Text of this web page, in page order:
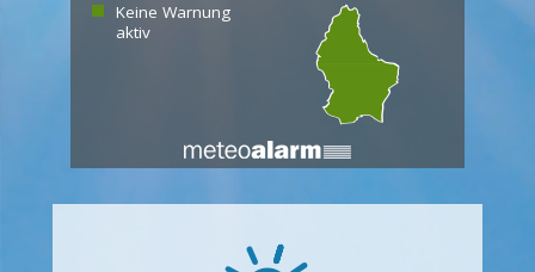
Keine Warnung
aktiv